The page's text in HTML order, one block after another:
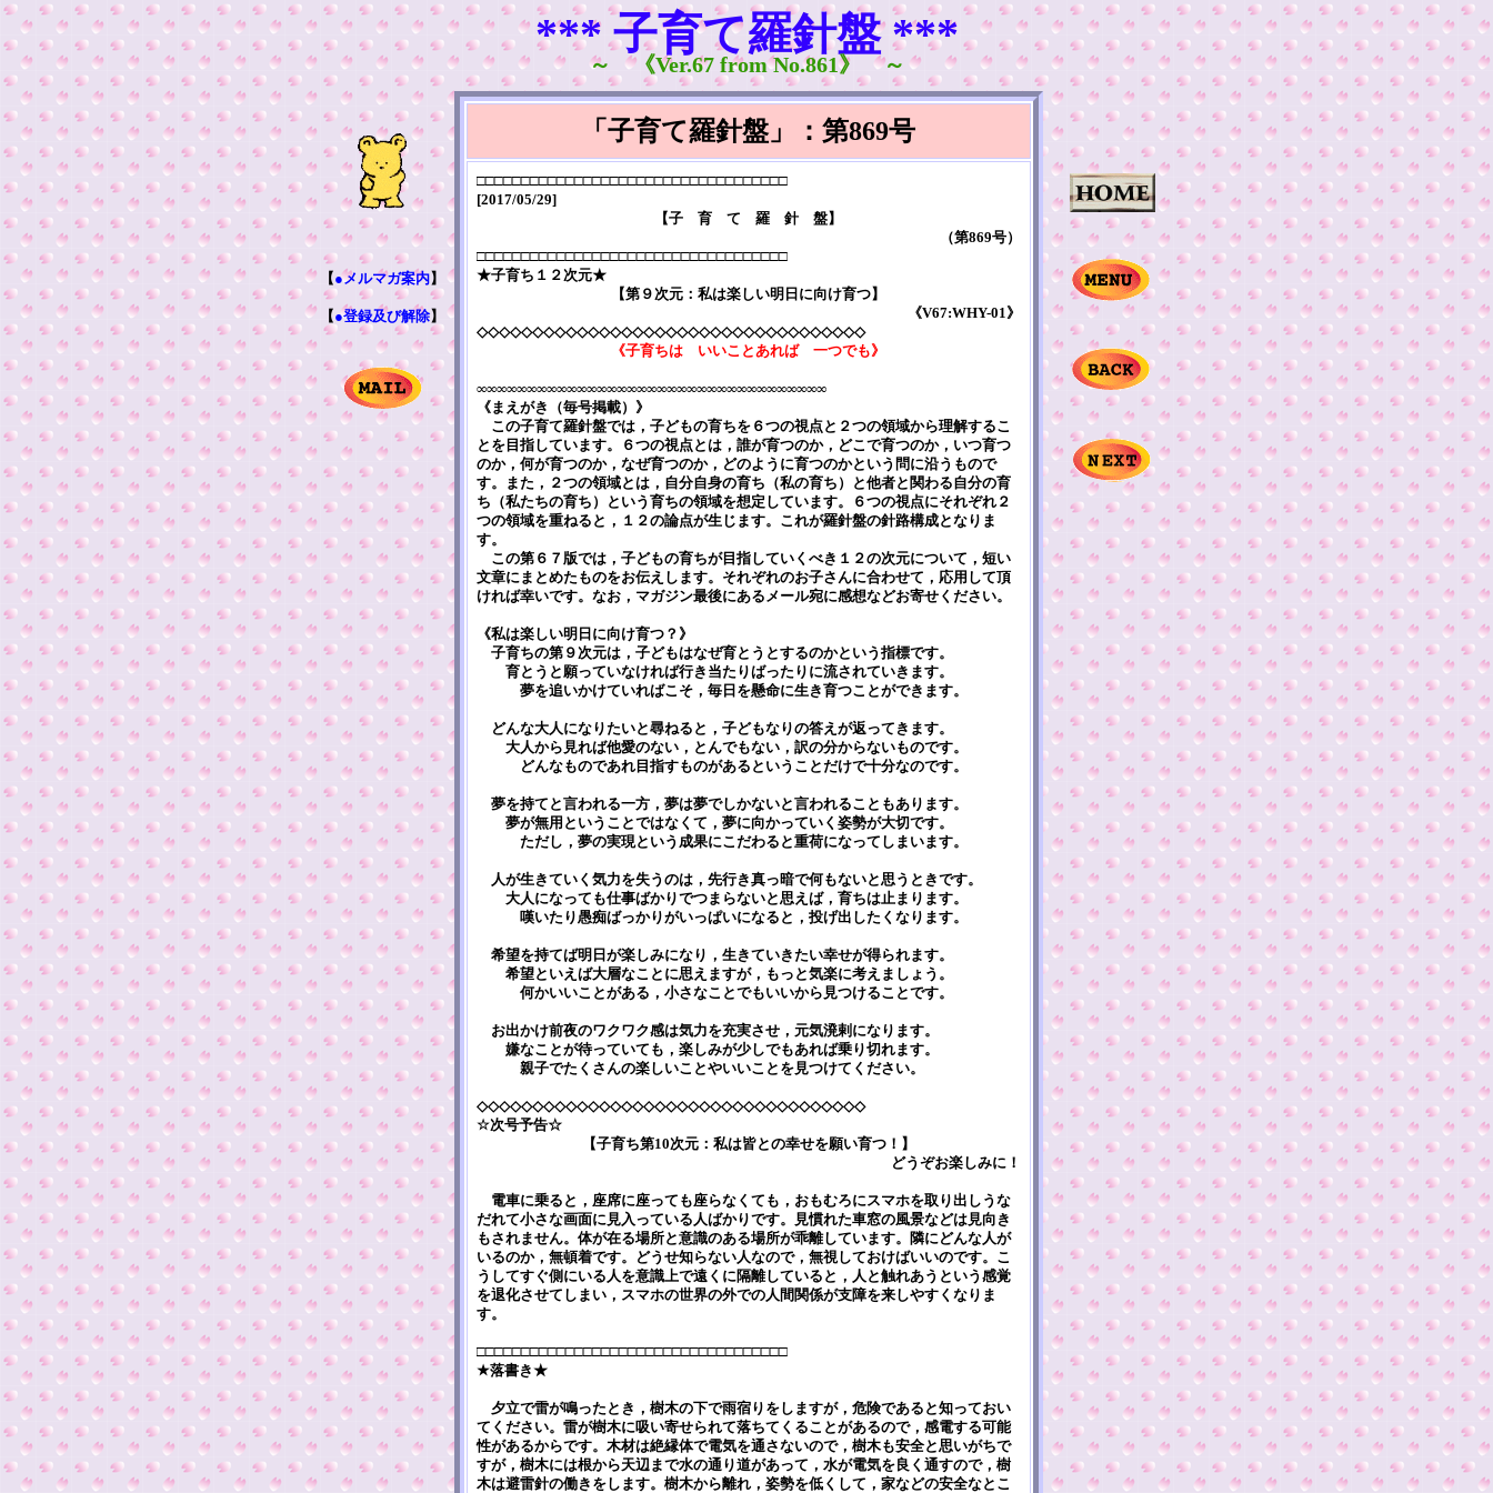
*** 子育て羅針盤 ***
～ 《Ver.67 from No.861》 ～
【●メルマガ案内】
【●登録及び解除】
「子育て羅針盤」：第869号
□□□□□□□□□□□□□□□□□□□□□□□□□□□□□□□□□□□
[2017/05/29]
【子 育 て 羅 針 盤】
（第869号）
□□□□□□□□□□□□□□□□□□□□□□□□□□□□□□□□□□□
★子育ち１２次元★
【第９次元：私は楽しい明日に向け育つ】
《V67:WHY-01》
◇◇◇◇◇◇◇◇◇◇◇◇◇◇◇◇◇◇◇◇◇◇◇◇◇◇◇◇◇◇◇◇◇◇◇
《子育ちは いいことあれば 一つでも》
∞∞∞∞∞∞∞∞∞∞∞∞∞∞∞∞∞∞∞∞∞∞∞∞∞∞∞∞∞∞∞∞∞∞∞
《まえがき（毎号掲載）》
この子育て羅針盤では，子どもの育ちを６つの視点と２つの領域から理解するこ
とを目指しています。６つの視点とは，誰が育つのか，どこで育つのか，いつ育つ
のか，何が育つのか，なぜ育つのか，どのように育つのかという問に沿うもので
す。また，２つの領域とは，自分自身の育ち（私の育ち）と他者と関わる自分の育
ち（私たちの育ち）という育ちの領域を想定しています。６つの視点にそれぞれ２
つの領域を重ねると，１２の論点が生じます。これが羅針盤の針路構成となりま
す。
この第６７版では，子どもの育ちが目指していくべき１２の次元について，短い
文章にまとめたものをお伝えします。それぞれのお子さんに合わせて，応用して頂
ければ幸いです。なお，マガジン最後にあるメール宛に感想などお寄せください。
《私は楽しい明日に向け育つ？》
子育ちの第９次元は，子どもはなぜ育とうとするのかという指標です。
育とうと願っていなければ行き当たりばったりに流されていきます。
夢を追いかけていればこそ，毎日を懸命に生き育つことができます。
どんな大人になりたいと尋ねると，子どもなりの答えが返ってきます。
大人から見れば他愛のない，とんでもない，訳の分からないものです。
どんなものであれ目指すものがあるということだけで十分なのです。
夢を持てと言われる一方，夢は夢でしかないと言われることもあります。
夢が無用ということではなくて，夢に向かっていく姿勢が大切です。
ただし，夢の実現という成果にこだわると重荷になってしまいます。
人が生きていく気力を失うのは，先行き真っ暗で何もないと思うときです。
大人になっても仕事ばかりでつまらないと思えば，育ちは止まります。
嘆いたり愚痴ばっかりがいっぱいになると，投げ出したくなります。
希望を持てば明日が楽しみになり，生きていきたい幸せが得られます。
希望といえば大層なことに思えますが，もっと気楽に考えましょう。
何かいいことがある，小さなことでもいいから見つけることです。
お出かけ前夜のワクワク感は気力を充実させ，元気溌剌になります。
嫌なことが待っていても，楽しみが少しでもあれば乗り切れます。
親子でたくさんの楽しいことやいいことを見つけてください。
◇◇◇◇◇◇◇◇◇◇◇◇◇◇◇◇◇◇◇◇◇◇◇◇◇◇◇◇◇◇◇◇◇◇◇
☆次号予告☆
【子育ち第10次元：私は皆との幸せを願い育つ！】
どうぞお楽しみに！
電車に乗ると，座席に座っても座らなくても，おもむろにスマホを取り出しうな
だれて小さな画面に見入っている人ばかりです。見慣れた車窓の風景などは見向き
もされません。体が在る場所と意識のある場所が乖離しています。隣にどんな人が
いるのか，無頓着です。どうせ知らない人なので，無視しておけばいいのです。こ
うしてすぐ側にいる人を意識上で遠くに隔離していると，人と触れあうという感覚
を退化させてしまい，スマホの世界の外での人間関係が支障を来しやすくなりま
す。
□□□□□□□□□□□□□□□□□□□□□□□□□□□□□□□□□□□
★落書き★
夕立で雷が鳴ったとき，樹木の下で雨宿りをしますが，危険であると知っておい
てください。雷が樹木に吸い寄せられて落ちてくることがあるので，感電する可能
性があるからです。木材は絶縁体で電気を通さないので，樹木も安全と思いがちで
すが，樹木には根から天辺まで水の通り道があって，水が電気を良く通すので，樹
木は避雷針の働きをします。樹木から離れ，姿勢を低くして，家などの安全なとこ